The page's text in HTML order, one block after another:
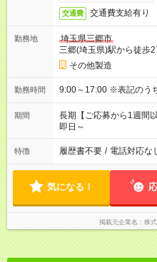
交通費 交通費支給有り
勤務地
埼玉県三郷市
三郷(埼玉県)駅から徒歩
その他製造
勤務時間 9:00～17:00 ※表
期間
長期【ご応募から1週間
即日～
特徴 履歴書不要 / 電話対応な
気になる！
掲載元企業名 株